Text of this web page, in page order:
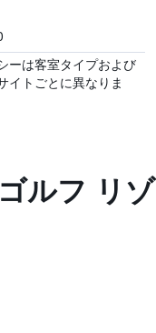
ーは客室タイプおよび
イトごとに異なりま
ルフ リ